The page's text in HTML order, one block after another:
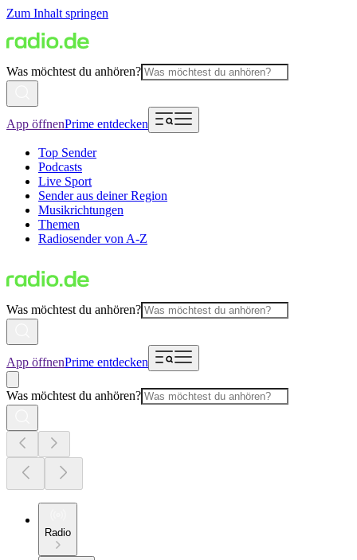
Zum Inhalt springen
Was möchtest du anhören?
App öffnenPrime entdecken
Top Sender
Podcasts
Live Sport
Sender aus deiner Region
Musikrichtungen
Themen
Radiosender von A-Z
Was möchtest du anhören?
App öffnenPrime entdecken
Was möchtest du anhören?
Radio